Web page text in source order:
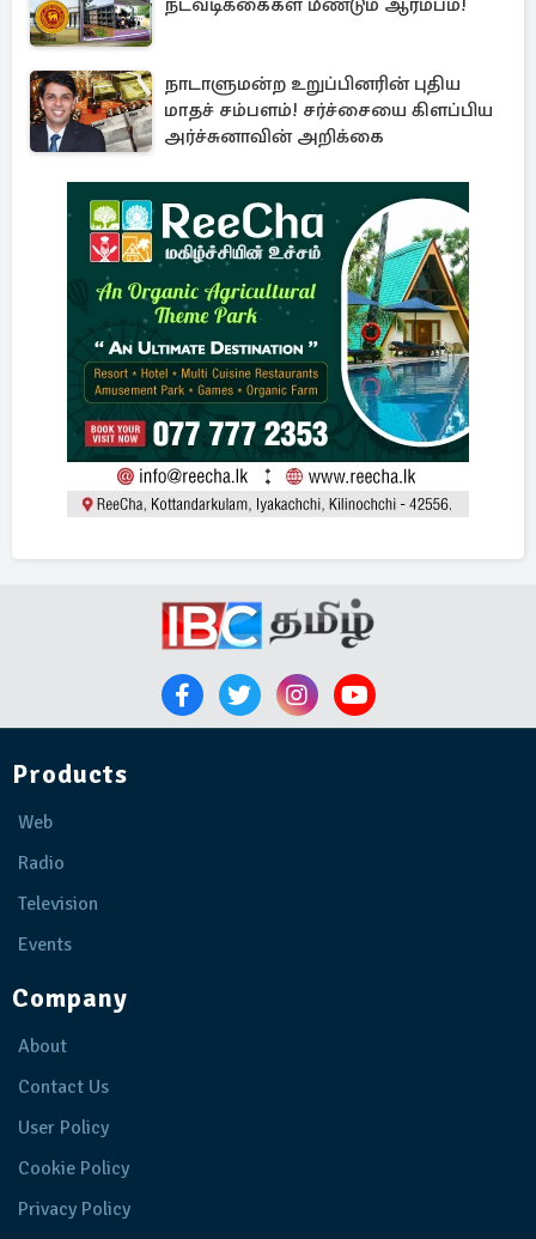
நடவடிக்கைகள் மீண்டும் ஆரம்பம்!
நாடாளுமன்ற உறுப்பினரின் புதிய
மாதச் சம்பளம்! சர்ச்சையை கிளப்பிய
அர்ச்சுனாவின் அறிக்கை
Products
Web
Radio
Television
Events
Company
About
Contact Us
User Policy
Cookie Policy
Privacy Policy